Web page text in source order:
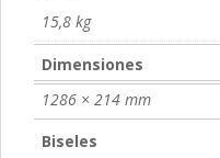
15,8 kg
Dimensiones
1286 × 214 mm
Biseles